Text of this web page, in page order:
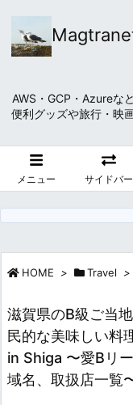
AWS・GCP・Azureな
便利グッズや旅行・映
メニュー サイドバー
HOME > Travel >
滋賀県のB級ご当
民的な美味しい
in Shiga 〜愛Bリ
域名、取扱店一覧